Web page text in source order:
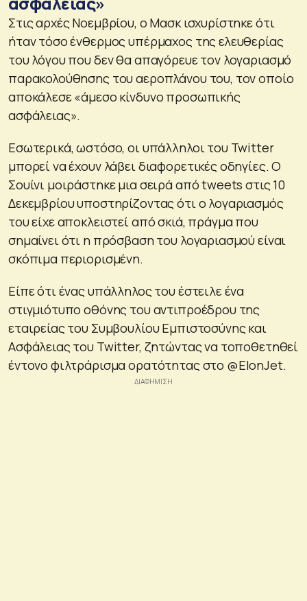
Στις αρχές Νοεμβρίου, ο Μασκ ισχυρίστηκε ότι
ήταν τόσο ένθερμος υπέρμαχος της ελευθερίας
του λόγου που δεν θα απαγόρευε τον λογαριασμό
παρακολούθησης του αεροπλάνου του, τον οποίο
αποκάλεσε «άμεσο κίνδυνο προσωπικής
ασφάλειας».
Εσωτερικά, ωστόσο, οι υπάλληλοι του Twitter
μπορεί να έχουν λάβει διαφορετικές οδηγίες. Ο
Σουίνι μοιράστηκε μια σειρά από tweets στις 10
Δεκεμβρίου υποστηρίζοντας ότι ο λογαριασμός
του είχε αποκλειστεί από σκιά, πράγμα που
σημαίνει ότι η πρόσβαση του λογαριασμού είναι
σκόπιμα περιορισμένη.
Είπε ότι ένας υπάλληλος του έστειλε ένα
στιγμιότυπο οθόνης του αντιπροέδρου της
εταιρείας του Συμβουλίου Εμπιστοσύνης και
Ασφάλειας του Twitter, ζητώντας να τοποθετηθεί
έντονο φιλτράρισμα ορατότητας στο @ElonJet.